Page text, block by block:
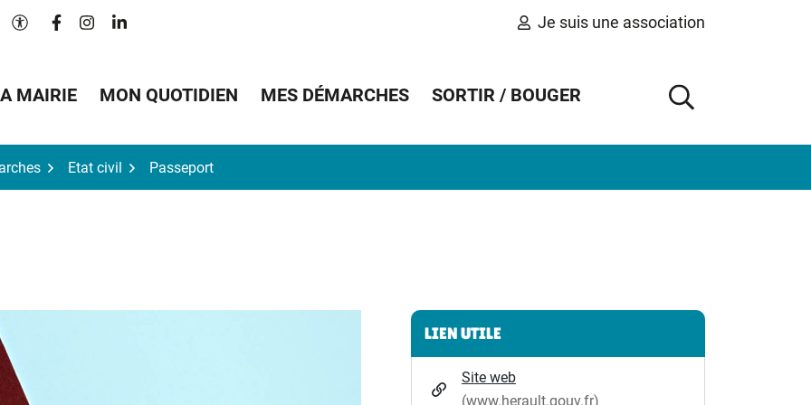
Paramètres d'accessibilité
Lien vers le compte Facebook
Lien vers le compte Instagram
Lien vers le compte Linkedin Je suis une association
MAIRIE MON QUOTIDIEN MES DÉMARCHES SORTIR / BOUGER
AFFICHER
Etat civil Passeport
Informations complémentaires
LIEN UTILE
Site web
(www.herault.gouv.fr)